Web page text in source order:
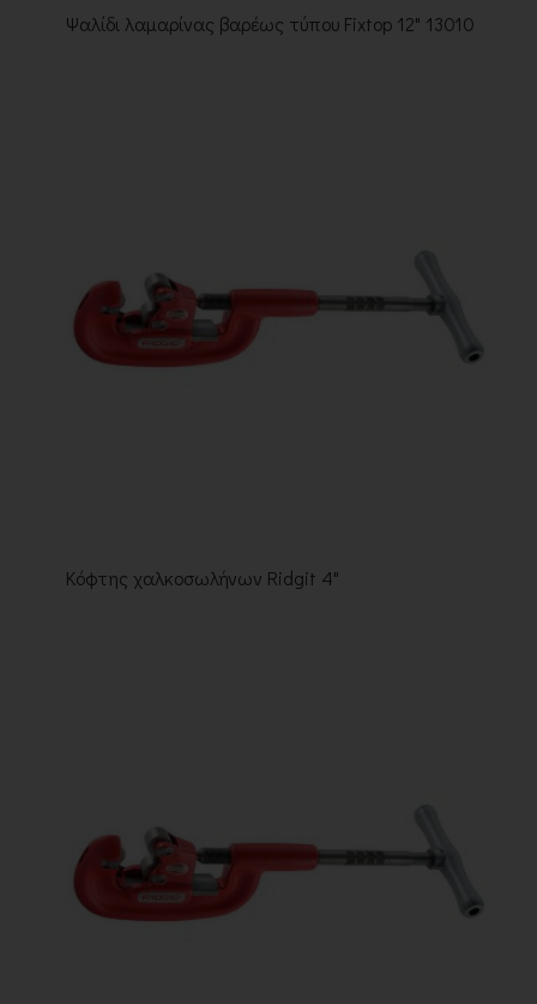
Ψαλίδι λαμαρίνας βαρέως τύπου Fixtop 12" 13010
Κόφτης χαλκοσωλήνων Ridgit 4"